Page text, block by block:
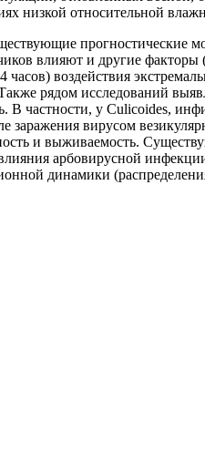
низкой относительной
прогностические
влияют и другие факторы
воздействия
рядом исследований
В частности, у Culicoides,
заражения вирусом
и выживаемость.
арбовирусной
динамики